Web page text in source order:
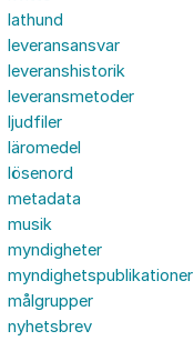
lathund
leveransansvar
leveranshistorik
leveransmetoder
ljudfiler
läromedel
lösenord
metadata
musik
myndigheter
myndighetspublikationer
målgrupper
nyhetsbrev